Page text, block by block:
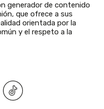
generador de contenido
que ofrece a sus
orientada por la
y el respeto a la